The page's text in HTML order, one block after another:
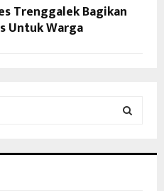
Trenggalek Bagikan
Untuk Warga